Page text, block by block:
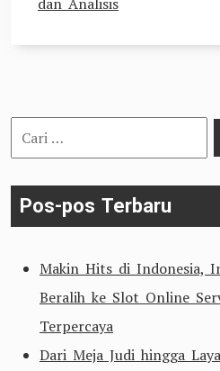
Cari
untuk:
Pos-pos Terbaru
Makin Hits di Indonesia,
Beralih ke Slot Online
Terpercaya
Dari Meja Judi hingga